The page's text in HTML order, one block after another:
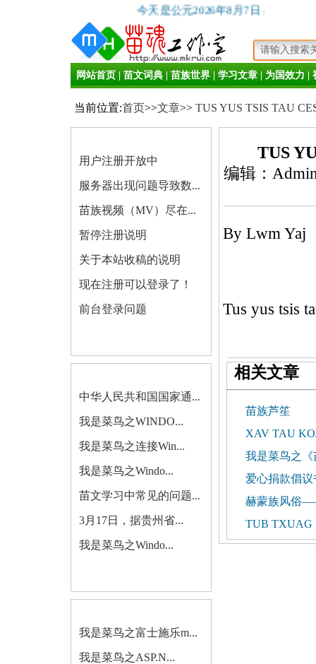
今天是公元2026年8月7日 星期五
网站首页 苗文词典 苗族世界 学习文章 为国效力
当前位置:首页>>文章>> TUS YUS TSIS TAU
用户注册开放中
服务器出现问题导致数...
苗族视频（MV）尽在...
暂停注册说明
关于本站收稿的说明
现在注册可以登录了！
前台登录问题
中华人民共和国国家通...
我是菜鸟之WINDO...
我是菜鸟之连接Win...
我是菜鸟之Windo...
苗文学习中常见的问题...
3月17日，据贵州省...
我是菜鸟之Windo...
我是菜鸟之富士施乐m...
我是菜鸟之ASP.N...
TUS
编辑：
By Lwm Yaj
Tus yus tsis
相关文章
苗族芦笙
XAV TAU
我是菜鸟之
爱心捐款倡
赫蒙族风俗
TUB TXUAG